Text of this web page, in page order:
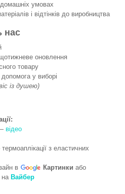
умовах
і відтінків до виробництва
нас
оновлення
товару
допомога у виборі
із душею)
відео
з еластичних
в
Картинки або
на Вайбер